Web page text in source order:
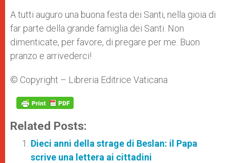
A tutti auguro una buona festa dei Santi, nella gioia di
far parte della grande famiglia dei Santi. Non
dimenticate, per favore, di pregare per me. Buon
pranzo e arrivederci!
© Copyright – Libreria Editrice Vaticana
Related Posts:
Dieci anni della strage di Beslan: il Papa
scrive una lettera ai cittadini